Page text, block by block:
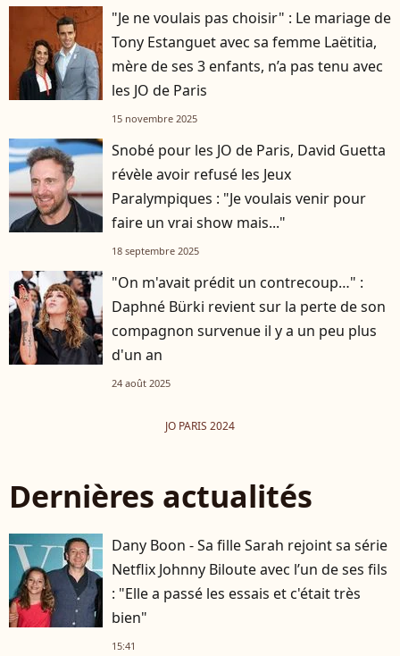
"Je ne voulais pas choisir" : Le mariage de
Tony Estanguet avec sa femme Laëtitia,
mère de ses 3 enfants, n’a pas tenu avec
les JO de Paris
15 novembre 2025
Snobé pour les JO de Paris, David Guetta
révèle avoir refusé les Jeux
Paralympiques : "Je voulais venir pour
faire un vrai show mais..."
18 septembre 2025
"On m'avait prédit un contrecoup…" :
Daphné Bürki revient sur la perte de son
compagnon survenue il y a un peu plus
d'un an
24 août 2025
JO PARIS 2024
Dernières actualités
Dany Boon - Sa fille Sarah rejoint sa série
Netflix Johnny Biloute avec l’un de ses fils
: "Elle a passé les essais et c'était très
bien"
15:41